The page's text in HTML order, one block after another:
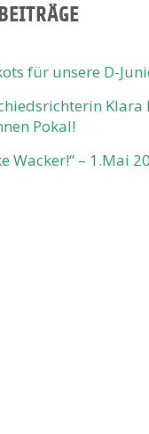
für unsere D-
Pokal!
Wacker!“ – 1.Mai